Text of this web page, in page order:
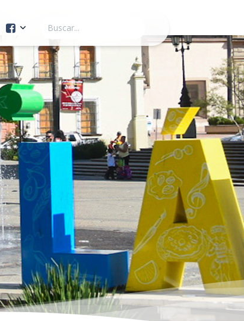
Cuenta Oficial
Construcción de Comunidad
Servicios Públicos
Instituto de la Mujer
Tránsito y Vialidad
Gestión de la Ciudad
Youtube